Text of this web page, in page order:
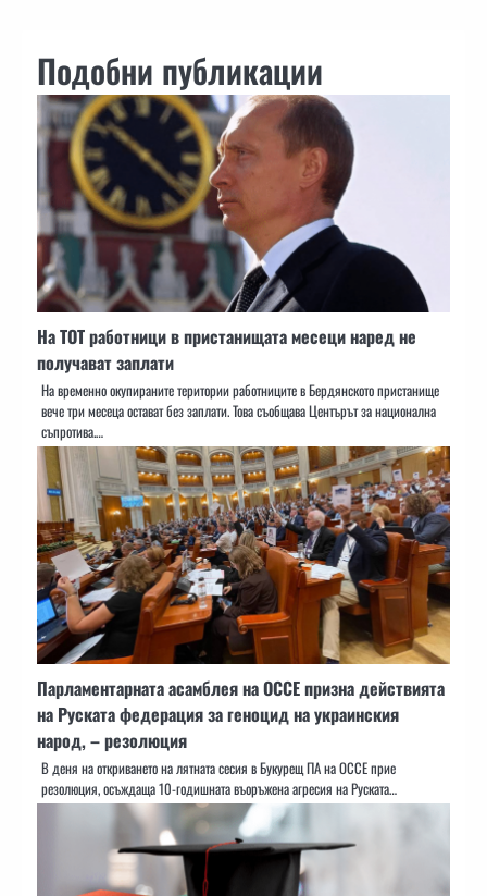
Подобни публикации
На ТОТ работници в пристанищата месеци наред не
получават заплати
На временно окупираните територии работниците в Бердянското пристанище
вече три месеца остават без заплати. Това съобщава Центърът за национална
съпротива.…
Парламентарната асамблея на ОССЕ призна действията
на Руската федерация за геноцид на украинския
народ, – резолюция
В деня на откриването на лятната сесия в Букурещ ПА на ОССЕ прие
резолюция, осъждаща 10-годишната въоръжена агресия на Руската…